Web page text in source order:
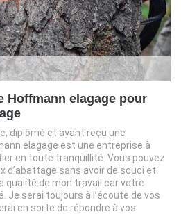
Hoffmann elagage pour
diplômé et ayant reçu une
elagage est une entreprise à
en toute tranquillité. Vous pouvez
d’abattage sans avoir de souci et
qualité de mon travail car votre
serai toujours à l’écoute de vos
en sorte de répondre à vos